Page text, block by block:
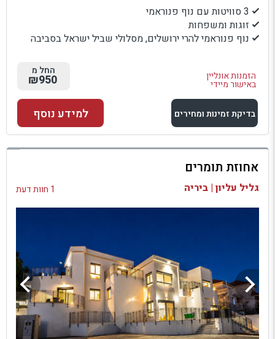
3 סוויטות עם נוף פנוראמי
זוגות ומשפחות
נוף פנוראמי להרי ירושלים, מסלולי שביל ישראל בסביבה
הזמנות אונליין
באישור מיידי
החל מ
₪950
בדיקת זמינות ומחירים
למתחם זה
בדיקת זמינות ומחירים
למידע נוסף
אחוזת תומרים
גליל עליון | ביריה 1 חוות דעת